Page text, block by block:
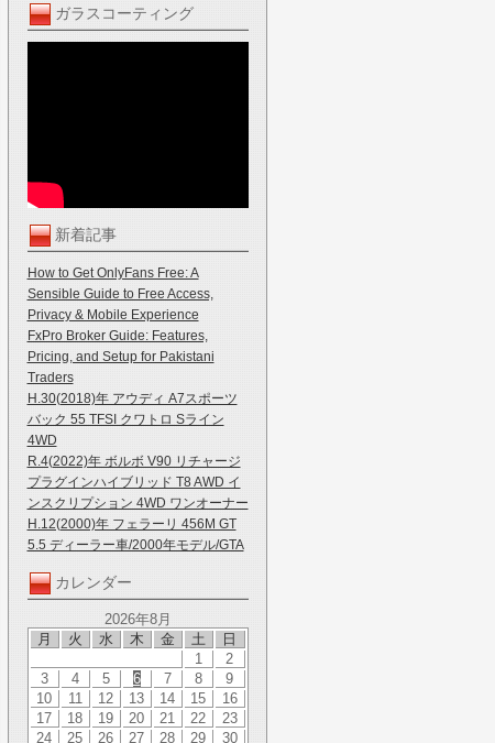
ガラスコーティング
新着記事
How to Get OnlyFans Free: A
Sensible Guide to Free Access,
Privacy & Mobile Experience
FxPro Broker Guide: Features,
Pricing, and Setup for Pakistani
Traders
H.30(2018)年 アウディ A7スポーツ
バック 55 TFSI クワトロ Sライン
4WD
R.4(2022)年 ボルボ V90 リチャージ
プラグインハイブリッド T8 AWD イ
ンスクリプション 4WD ワンオーナー
H.12(2000)年 フェラーリ 456M GT
5.5 ディーラー車/2000年モデル/GTA
カレンダー
2026年8月
月
火 水 木 金 土
日
1
2
3
4 5 6 7 8
9
10
11 12 13 14 15
16
17
18 19 20 21 22
23
24
25 26 27 28 29 30